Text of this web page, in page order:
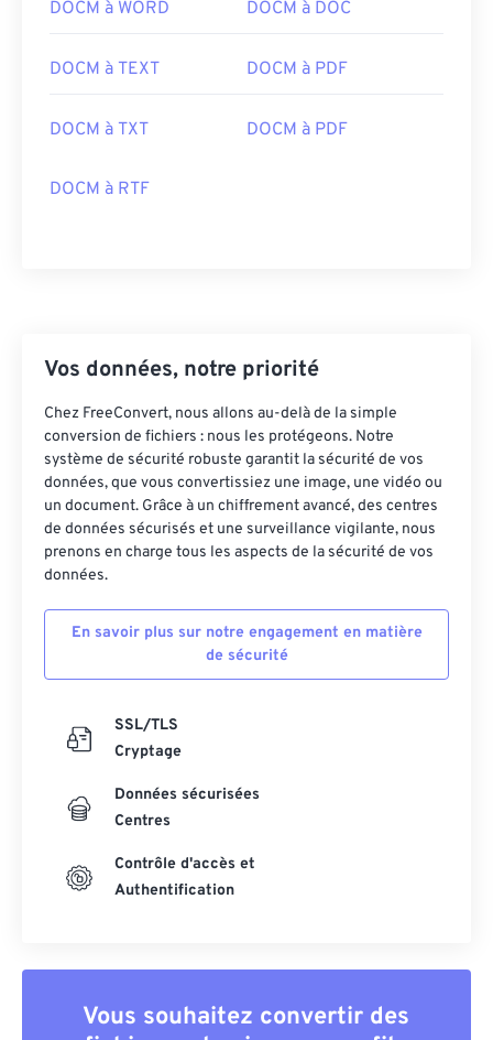
DOCM à WORD DOCM à DOC
DOCM à TEXT DOCM à PDF
DOCM à TXT DOCM à PDF
DOCM à RTF
Vos données, notre priorité
Chez FreeConvert, nous allons au-delà de la simple
conversion de fichiers : nous les protégeons. Notre
système de sécurité robuste garantit la sécurité de vos
données, que vous convertissiez une image, une vidéo ou
un document. Grâce à un chiffrement avancé, des centres
de données sécurisés et une surveillance vigilante, nous
prenons en charge tous les aspects de la sécurité de vos
données.
En savoir plus sur notre engagement en matière
de sécurité
SSL/TLS
Cryptage
Données sécurisées
Centres
Contrôle d'accès et
Authentification
Vous souhaitez convertir des